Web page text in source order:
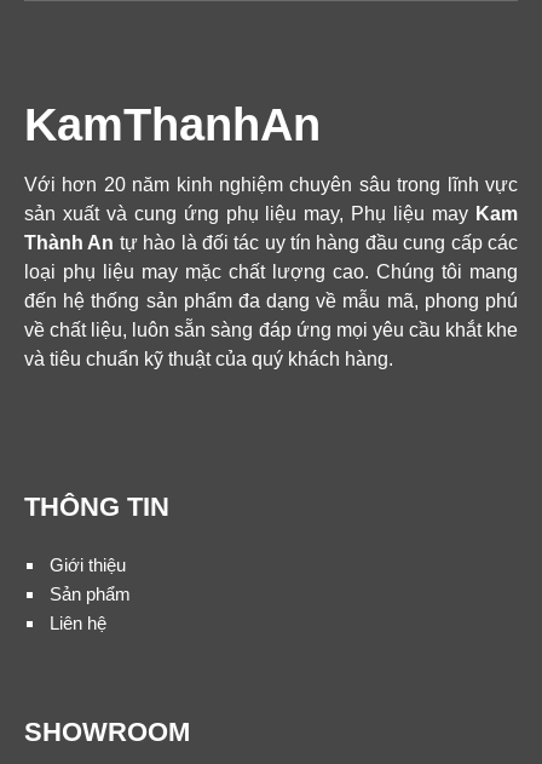
KamThanhAn
Với hơn 20 năm kinh nghiệm chuyên sâu trong lĩnh vực
sản xuất và cung ứng phụ liệu may, Phụ liệu may Kam
Thành An tự hào là đối tác uy tín hàng đầu cung cấp các
loại phụ liệu may mặc chất lượng cao. Chúng tôi mang
đến hệ thống sản phẩm đa dạng về mẫu mã, phong phú
về chất liệu, luôn sẵn sàng đáp ứng mọi yêu cầu khắt khe
và tiêu chuẩn kỹ thuật của quý khách hàng.
THÔNG TIN
Giới thiệu
Sản phẩm
Liên hệ
SHOWROOM